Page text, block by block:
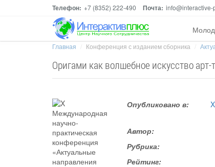
Телефон: +7 (8352) 222-490 Почта: info@interactive-
Главная Конференция с изданием сборника
Оригами как волшебное искусство
Опубликовано в:
Автор:
Рубрика:
Рейтинг: